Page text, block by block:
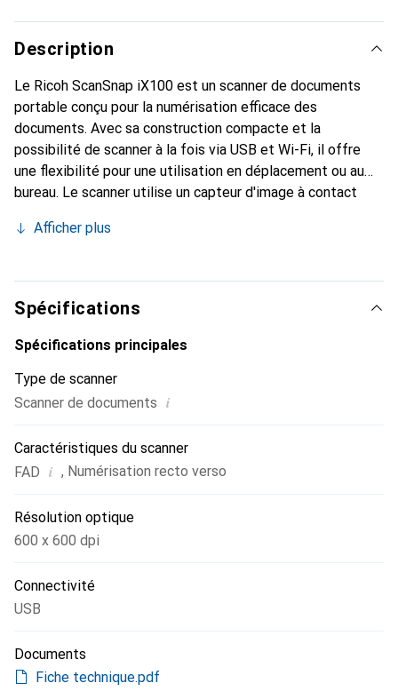
Description
Le Ricoh ScanSnap iX100 est un scanner de documents
portable conçu pour la numérisation efficace des
documents. Avec sa construction compacte et la
possibilité de scanner à la fois via USB et Wi-Fi, il offre
une flexibilité pour une utilisation en déplacement ou au
bureau. Le scanner utilise un capteur d'image à contact
dpi, garantissant une capture précise des textes et des
page permet un traitement rapide des documents, tandis
que l'alimentation manuelle des documents prend en
charge une variété de types de documents, y compris le
papier ordinaire, les cartes de visite et les cartes postales.
permettant une utilisation sans fil, et respecte les normes
ENERGY STAR en matière d'efficacité énergétique.
Afficher plus
Spécifications
Spécifications principales
Type de scanner
Scanner de documents i
Caractéristiques du scanner
FAD i , Numérisation recto verso
Résolution optique
600 x 600 dpi
Connectivité
USB
Documents
Fiche technique.pdf